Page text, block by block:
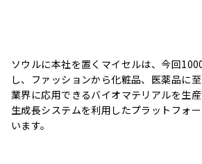
ソウルに本社を置くマイセルは、今回
し、ファッションから化粧品、医薬品に
業界に応用できるバイオマテリアルを生
生成長システムを利用したプラットフォ
います。